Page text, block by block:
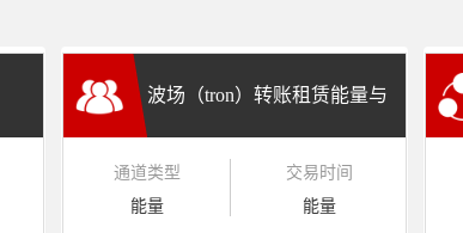
波场（tron）转账租赁能量与
通道类型
能量
交易时间
能量